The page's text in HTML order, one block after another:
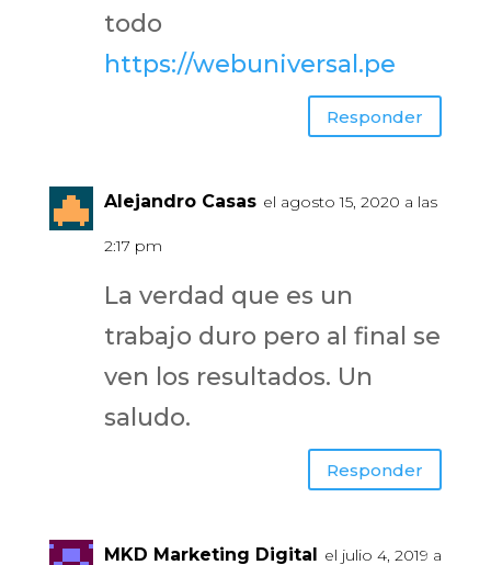
todo
https://webuniversal.pe
Responder
Alejandro Casas el agosto 15, 2020 a las
2:17 pm
La verdad que es un
trabajo duro pero al final se
ven los resultados. Un
saludo.
Responder
MKD Marketing Digital el julio 4, 2019 a